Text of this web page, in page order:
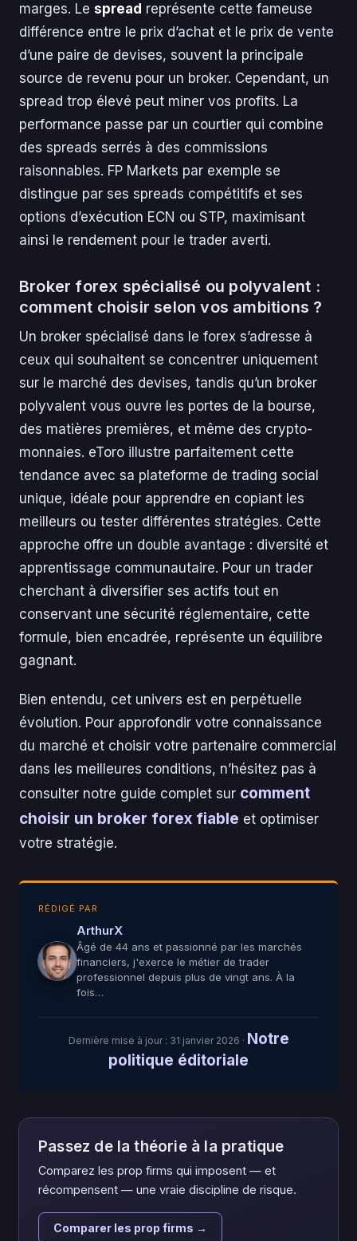
marges. Le spread représente cette fameuse
différence entre le prix d’achat et le prix de vente
d’une paire de devises, souvent la principale
source de revenu pour un broker. Cependant, un
spread trop élevé peut miner vos profits. La
performance passe par un courtier qui combine
des spreads serrés à des commissions
raisonnables. FP Markets par exemple se
distingue par ses spreads compétitifs et ses
options d’exécution ECN ou STP, maximisant
ainsi le rendement pour le trader averti.
Broker forex spécialisé ou polyvalent :
comment choisir selon vos ambitions ?
Un broker spécialisé dans le forex s’adresse à
ceux qui souhaitent se concentrer uniquement
sur le marché des devises, tandis qu’un broker
polyvalent vous ouvre les portes de la bourse,
des matières premières, et même des crypto-
monnaies. eToro illustre parfaitement cette
tendance avec sa plateforme de trading social
unique, idéale pour apprendre en copiant les
meilleurs ou tester différentes stratégies. Cette
approche offre un double avantage : diversité et
apprentissage communautaire. Pour un trader
cherchant à diversifier ses actifs tout en
conservant une sécurité réglementaire, cette
formule, bien encadrée, représente un équilibre
gagnant.
Bien entendu, cet univers est en perpétuelle
évolution. Pour approfondir votre connaissance
du marché et choisir votre partenaire commercial
dans les meilleures conditions, n’hésitez pas à
consulter notre guide complet sur comment
choisir un broker forex fiable et optimiser
votre stratégie.
RÉDIGÉ PAR
ArthurX
Âgé de 44 ans et passionné par les marchés
financiers, j'exerce le métier de trader
professionnel depuis plus de vingt ans. À la
fois…
Dernière mise à jour : 31 janvier 2026 · Notre
politique éditoriale
Passez de la théorie à la pratique
Comparez les prop firms qui imposent — et
récompensent — une vraie discipline de risque.
Comparer les prop firms →